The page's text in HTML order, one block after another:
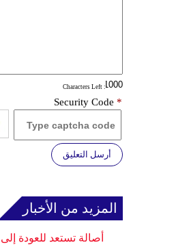
: Characters Left
Security Code *
أرسل التعليق
المزيد من الأخبار
أصالة تستعد للعودة